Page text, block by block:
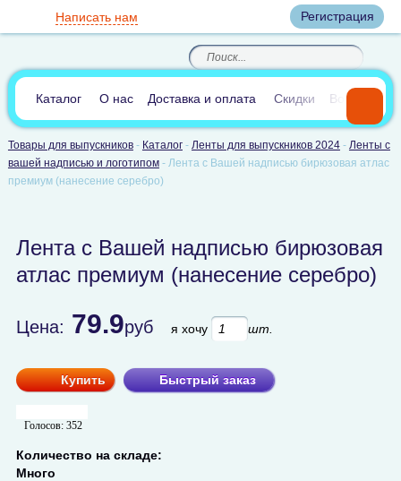
Регистрация
8(812)385-66-65
8(905) 700-70-04
По России звонок
бесплатный
(круглосуточно)
Написать нам
В сравнении:0
Каталог О нас Доставка и оплата Скидки Вопросы и
Товары для выпускников- Каталог- Ленты для выпускников 2024- Ленты с
вашей надписью и логотипом- Лента с Вашей надписью бирюзовая атлас
премиум (нанесение серебро)
Лента с Вашей надписью бирюзовая
атлас премиум (нанесение серебро)
Цена: 79.9руб я хочу шт.
Купить Быстрый заказ
Голосов: 352
Количество на складе:
Много